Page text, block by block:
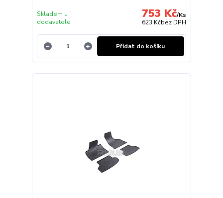
753 Kč/Ks
623 Kčbez DPH
Skladem u
dodavatele
Přidat do košíku